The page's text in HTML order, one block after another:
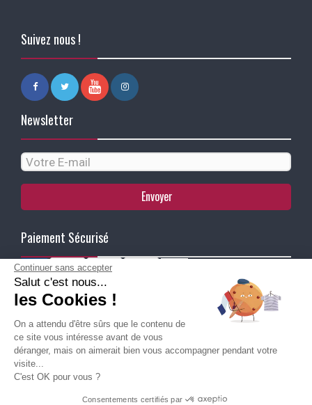
Besoin d'aide pour choisir une
Suivez nous !
Newsletter
Envoyer
Paiement Sécurisé
Ma Livraison
Continuer sans accepter
Salut c'est nous...
les Cookies !
On a attendu d'être sûrs que le contenu de
ce site vous intéresse avant de vous
déranger, mais on aimerait bien vous accompagner pendant votre
visite...
C'est OK pour vous ?
Consentements certifiés par